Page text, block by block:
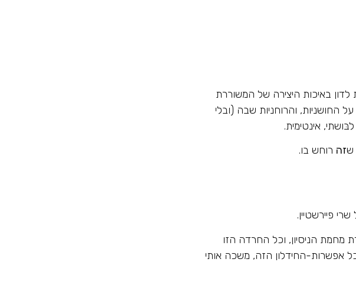
לדון באיכות היצירה של המשוררת
החושניות, והרוחניות שבה (ובלי
אינטימית.
שזה רוחש בו.
פיירשטיין.
מחמת הניסיון, וכל החרדה הזו
אפשרות-החידלון הזה, משכה אותי